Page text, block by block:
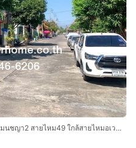
ทาวน์เฮ้าส์ 2 ชั้น 17.5 ตร.ว. หมู่หมู่บ้านมนชญา2 สายไหม49 ใกล้สายไหมอเวนิว ซอยสายไหม49 ถนนสายไหม เขตสายไหม กรุงเทพมหานคร